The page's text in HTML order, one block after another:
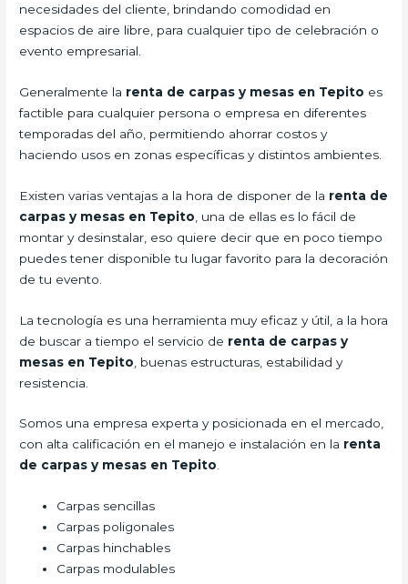
necesidades del cliente, brindando comodidad en
espacios de aire libre, para cualquier tipo de celebración o
evento empresarial.
Generalmente la renta de carpas y mesas en Tepito es
factible para cualquier persona o empresa en diferentes
temporadas del año, permitiendo ahorrar costos y
haciendo usos en zonas específicas y distintos ambientes.
Existen varias ventajas a la hora de disponer de la renta de
carpas y mesas en Tepito , una de ellas es lo fácil de
montar y desinstalar, eso quiere decir que en poco tiempo
puedes tener disponible tu lugar favorito para la decoración
de tu evento.
La tecnología es una herramienta muy eficaz y útil, a la hora
de buscar a tiempo el servicio de renta de carpas y
mesas en Tepito , buenas estructuras, estabilidad y
resistencia.
Somos una empresa experta y posicionada en el mercado,
con alta calificación en el manejo e instalación en la renta
de carpas y mesas en Tepito.
Carpas sencillas
Carpas poligonales
Carpas hinchables
Carpas modulables